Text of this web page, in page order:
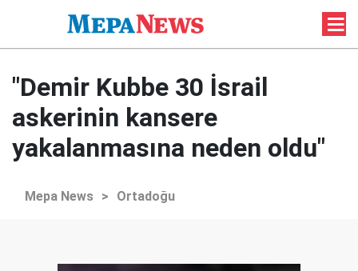
"Demir Kubbe 30 İsrail
askerinin kansere
yakalanmasına neden oldu"
Mepa News > Ortadoğu